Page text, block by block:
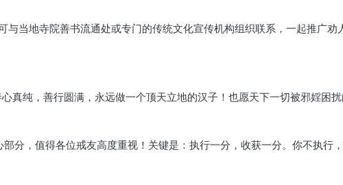
当地寺院善书流通处或专门的传统文化宣传机构组织联系，一起推广劝
真纯，善行圆满，永远做一个顶天立地的汉子！也愿天下一切被邪婬困
分，值得各位戒友高度重视！关键是：执行一分，收获一分。你不执行